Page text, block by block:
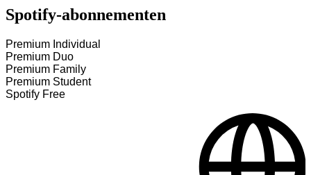
Spotify-abonnementen
Premium Individual
Premium Duo
Premium Family
Premium Student
Spotify Free